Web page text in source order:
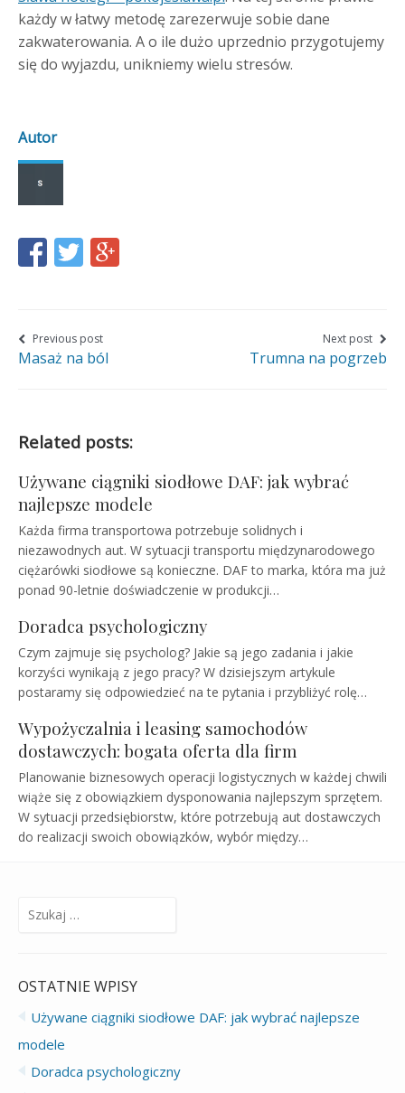
każdy w łatwy metodę zarezerwuje sobie dane
zakwaterowania. A o ile dużo uprzednio przygotujemy
się do wyjazdu, unikniemy wielu stresów.
Autor
Share
on
Facebook
Share
on
Twitter
Share
on
Google+
Nawigacja
wpisu
Previous post
Masaż na ból
Next post
Trumna na pogrzeb
Related posts:
Używane ciągniki siodłowe DAF: jak wybrać
najlepsze modele
Każda firma transportowa potrzebuje solidnych i
niezawodnych aut. W sytuacji transportu międzynarodowego
ciężarówki siodłowe są konieczne. DAF to marka, która ma już
ponad 90-letnie doświadczenie w produkcji…
Doradca psychologiczny
Czym zajmuje się psycholog? Jakie są jego zadania i jakie
korzyści wynikają z jego pracy? W dzisiejszym artykule
postaramy się odpowiedzieć na te pytania i przybliżyć rolę…
Wypożyczalnia i leasing samochodów
dostawczych: bogata oferta dla firm
Planowanie biznesowych operacji logistycznych w każdej chwili
wiąże się z obowiązkiem dysponowania najlepszym sprzętem.
W sytuacji przedsiębiorstw, które potrzebują aut dostawczych
do realizacji swoich obowiązków, wybór między…
Szukaj:
OSTATNIE WPISY
Używane ciągniki siodłowe DAF: jak wybrać najlepsze
modele
Doradca psychologiczny